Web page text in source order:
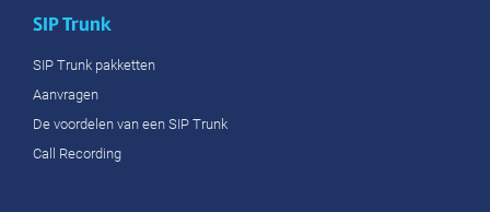
SIP Trunk
SIP Trunk pakketten
Aanvragen
De voordelen van een SIP Trunk
Call Recording